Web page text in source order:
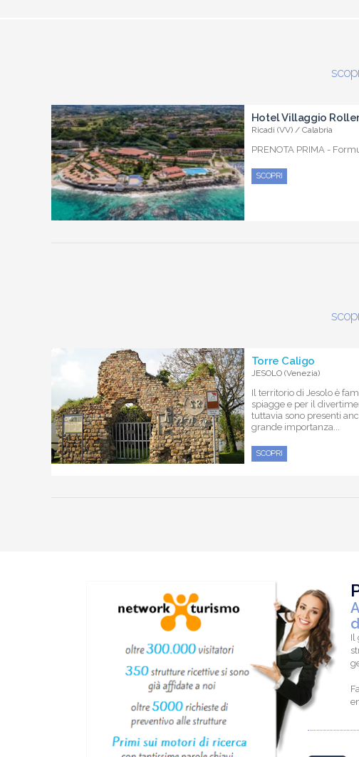
Hotel Villaggio
Ricadi (VV) / Calabria
PRENOTA PRIMA -
SCOPRI
Torre Caligo
JESOLO (Venezia)
Il territorio di Jesolo è
spiagge e per il
tuttavia sono presenti
grande importanza...
SCOPRI
Il